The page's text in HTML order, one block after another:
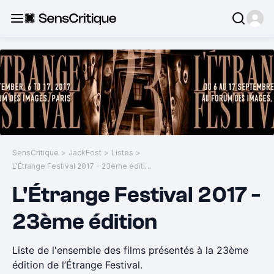
SensCritique > JackFost > Listes >
L'Étrange Festival 2017 - 23ème édition
L'Étrange Festival 2017 -
23ème édition
Liste de l'ensemble des films présentés à la 23ème
édition de l’Étrange Festival.